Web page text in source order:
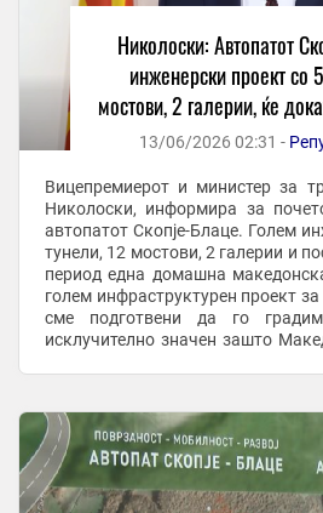
Николоски: Автопатот
инженерски проект со
мостови, 2 галерии, ќе
подготвени да го
13/06/2026 02:31 -
Вицепремиерот и министер за
Николоски, информира за
автопатот Скопје-Блаце. Голем
тунели, 12 мостови, 2 галерии и
период една домашна
голем инфраструктурен проект
сме подготвени да го
исклучително значен зашто